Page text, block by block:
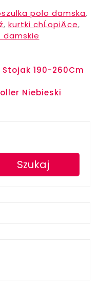
polo damska,
, kurtki chĹopiÄce,
damskie
190-260Cm
Niebieski
Szukaj